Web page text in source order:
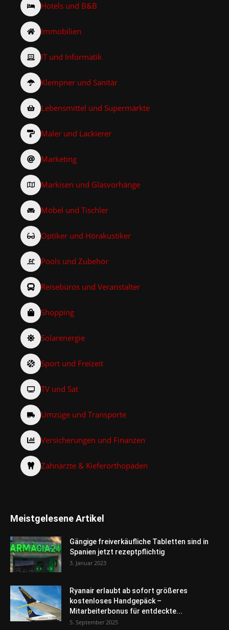
Hotels und B&B
Immobilien
IT und Informatik
Klempner und Sanitär
Lebensmittel und Supermärkte
Maler und Lackierer
Marketing
Markisen und Glasvorhänge
Möbel und Tischler
Optiker und Hörakustiker
Pools und Zubehör
Reisebüros und Veranstalter
Shopping
Solarenergie
Sport und Freizeit
TV und Sat
Umzüge und Transporte
Versicherungen und Finanzen
Zahnärzte & Kieferorthopäden
Meistgelesene Artikel
Gängige freiverkäufliche Tabletten sind in
Spanien jetzt rezeptpflichtig
3. Januar 2023
Ryanair erlaubt ab sofort größeres
kostenloses Handgepäck –
Mitarbeiterbonus für entdeckte...
5. September 2025